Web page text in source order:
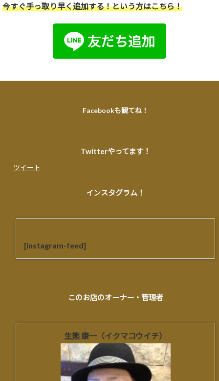
今すぐ手っ取り早く追加する！という方はこちら！
Facebookも観てね！
Twitterやってます！
ツイート
インスタグラム！
[instagram-feed]
このお店のオーナー・管理者
生熊 康一（イクマコウイチ）